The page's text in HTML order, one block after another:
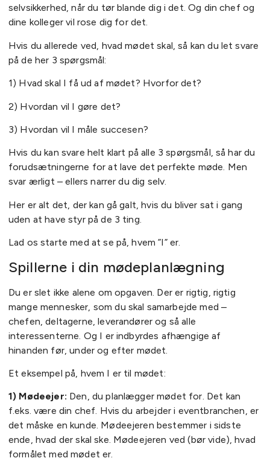
selvsikkerhed, når du tør blande dig i det. Og din chef og
dine kolleger vil rose dig for det.
Hvis du allerede ved, hvad mødet skal, så kan du let svare
på de her 3 spørgsmål:
1) Hvad skal I få ud af mødet? Hvorfor det?
2) Hvordan vil I gøre det?
3) Hvordan vil I måle succesen?
Hvis du kan svare helt klart på alle 3 spørgsmål, så har du
forudsætningerne for at lave det perfekte møde. Men
svar ærligt – ellers narrer du dig selv.
Her er alt det, der kan gå galt, hvis du bliver sat i gang
uden at have styr på de 3 ting.
Lad os starte med at se på, hvem ”I” er.
Spillerne i din mødeplanlægning
Du er slet ikke alene om opgaven. Der er rigtig, rigtig
mange mennesker, som du skal samarbejde med –
chefen, deltagerne, leverandører og så alle
interessenterne. Og I er indbyrdes afhængige af
hinanden før, under og efter mødet.
Et eksempel på, hvem I er til mødet:
1) Mødeejer: Den, du planlægger mødet for. Det kan
f.eks. være din chef. Hvis du arbejder i eventbranchen, er
det måske en kunde. Mødeejeren bestemmer i sidste
ende, hvad der skal ske. Mødeejeren ved (bør vide), hvad
formålet med mødet er.